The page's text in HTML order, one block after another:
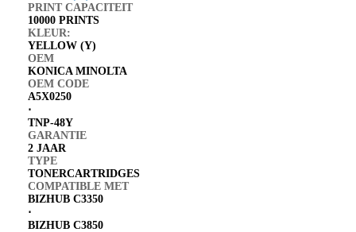
PRINT CAPACITEIT
10000 PRINTS
KLEUR:
YELLOW (Y)
OEM
KONICA MINOLTA
OEM CODE
A5X0250
⋅
TNP-48Y
GARANTIE
2 JAAR
TYPE
TONERCARTRIDGES
COMPATIBLE MET
BIZHUB C3350
⋅
BIZHUB C3850